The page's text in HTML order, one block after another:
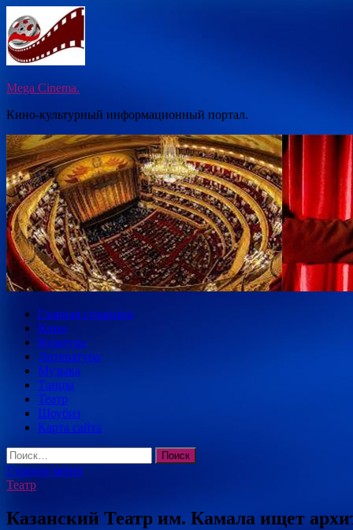
Перейти
к
содержимому
Mega Cinema.
Кино-культурный информационный портал.
Главная страница
Кино
Культура
Литература
Музыка
Танцы
Театр
Шоубиз
Карта сайта
Найти:
Главное меню
Театр
Казанский Театр им. Камала ищет